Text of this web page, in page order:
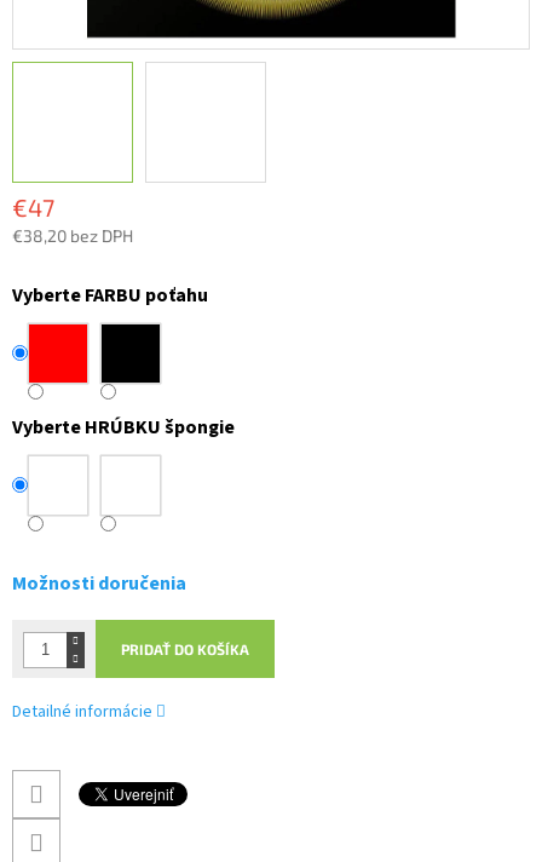
€47
€38,20 bez DPH
cena:
Vyberte FARBU poťahu
Vyberte HRÚBKU špongie
Možnosti doručenia
PRIDAŤ DO KOŠÍKA
Detailné informácie